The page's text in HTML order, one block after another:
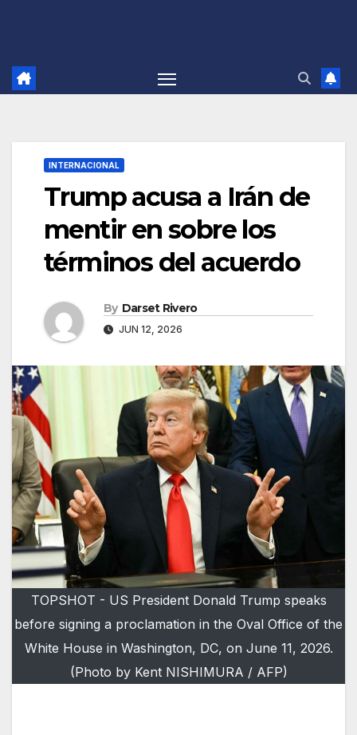
INTERNACIONAL
Trump acusa a Irán de
mentir en sobre los
términos del acuerdo
By Darset Rivero
JUN 12, 2026
TOPSHOT - US President Donald Trump speaks
before signing a proclamation in the Oval Office of the
White House in Washington, DC, on June 11, 2026.
(Photo by Kent NISHIMURA / AFP)